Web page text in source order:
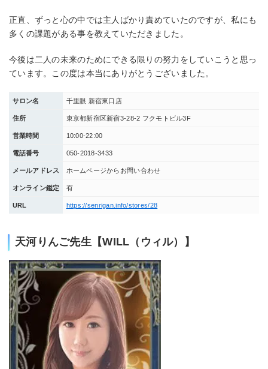
正直、ずっと心の中では主人ばかり責めていたのですが、私にも
多くの課題がある事を教えていただきました。
今後は二人の未来のためにできる限りの努力をしていこうと思っ
ています。この度は本当にありがとうございました。
サロン名 千里眼 新宿東口店
住所 東京都新宿区新宿3-28-2 フクモトビル3F
営業時間 10:00-22:00
電話番号 050-2018-3433
メールアドレス ホームページからお問い合わせ
オンライン鑑定 有
URL https://senrigan.info/stores/28
天河りんご先生【WILL（ウィル）】